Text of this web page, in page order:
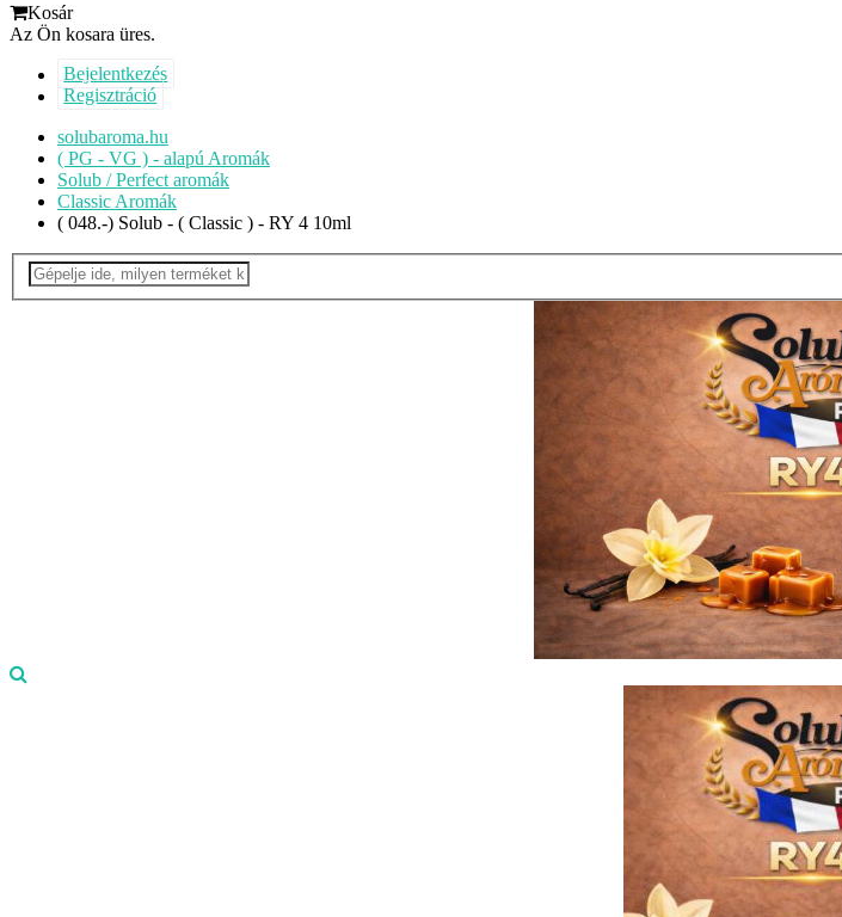
Kosár
Az Ön kosara üres.
Bejelentkezés
Regisztráció
solubaroma.hu
( PG - VG ) - alapú Aromák
Solub / Perfect aromák
Classic Aromák
( 048.-) Solub - ( Classic ) - RY 4 10ml